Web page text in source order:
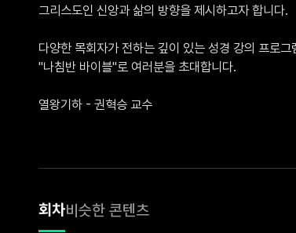
그리스도인 신앙과 삶의 방향을 제시하고자 합니다.
다양한 목회자가 전하는 깊이 있는 성경 강의 프로그
"나침반 바이블"로 여러분을 초대합니다.
열왕기하 - 권혁승 교수
회차비슷한 콘텐츠